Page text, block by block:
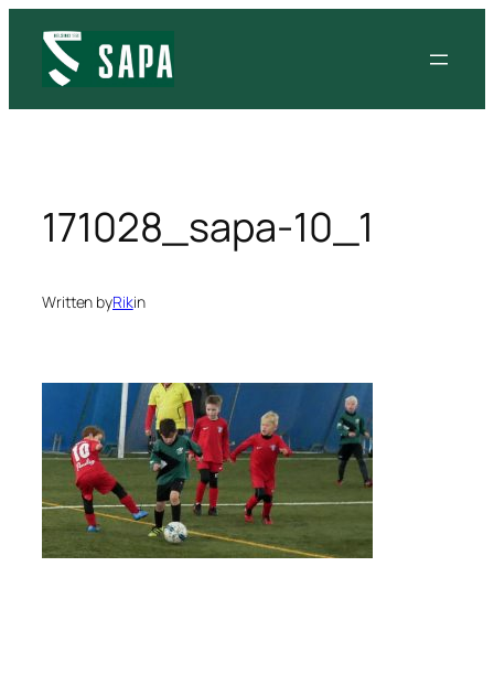
sisältöön
171028_sapa-10_1
Written byRikin